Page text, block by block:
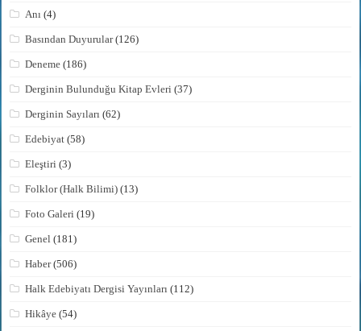
Anı (4)
Basından Duyurular(126)
Deneme (186)
Derginin Bulunduğu Kitap Evleri (37)
Derginin Sayıları (62)
Edebiyat (58)
Eleştiri (3)
Folklor (Halk Bilimi) (13)
Foto Galeri (19)
Genel (181)
Haber(506)
Halk Edebiyatı Dergisi Yayınları (112)
Hikâye (54)